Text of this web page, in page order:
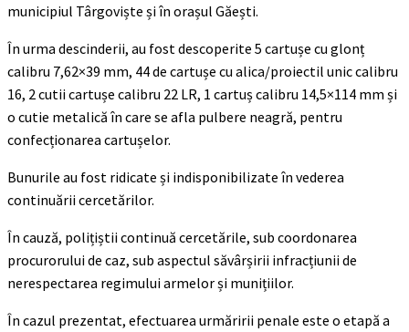
municipiul Târgoviște și în orașul Găești.
În urma descinderii, au fost descoperite 5 cartușe cu glonț
calibru 7,62×39 mm, 44 de cartușe cu alica/proiectil unic calibru
16, 2 cutii cartușe calibru 22 LR, 1 cartuș calibru 14,5×114 mm și
o cutie metalică în care se afla pulbere neagră, pentru
confecționarea cartușelor.
Bunurile au fost ridicate și indisponibilizate în vederea
continuării cercetărilor.
În cauză, polițiștii continuă cercetările, sub coordonarea
procurorului de caz, sub aspectul săvârșirii infracțiunii de
nerespectarea regimului armelor și munițiilor.
În cazul prezentat, efectuarea urmăririi penale este o etapă a